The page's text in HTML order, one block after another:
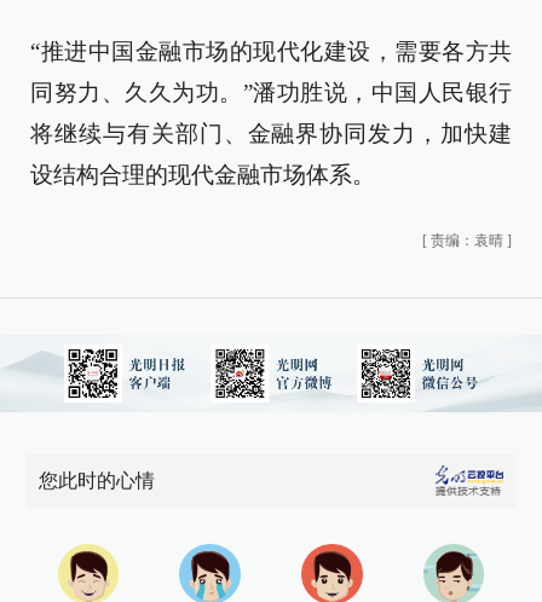
“推进中国金融市场的现代化建设，需要各方共
同努力、久久为功。”潘功胜说，中国人民银行
将继续与有关部门、金融界协同发力，加快建
设结构合理的现代金融市场体系。
[ 责编：袁晴 ]
您此时的心情